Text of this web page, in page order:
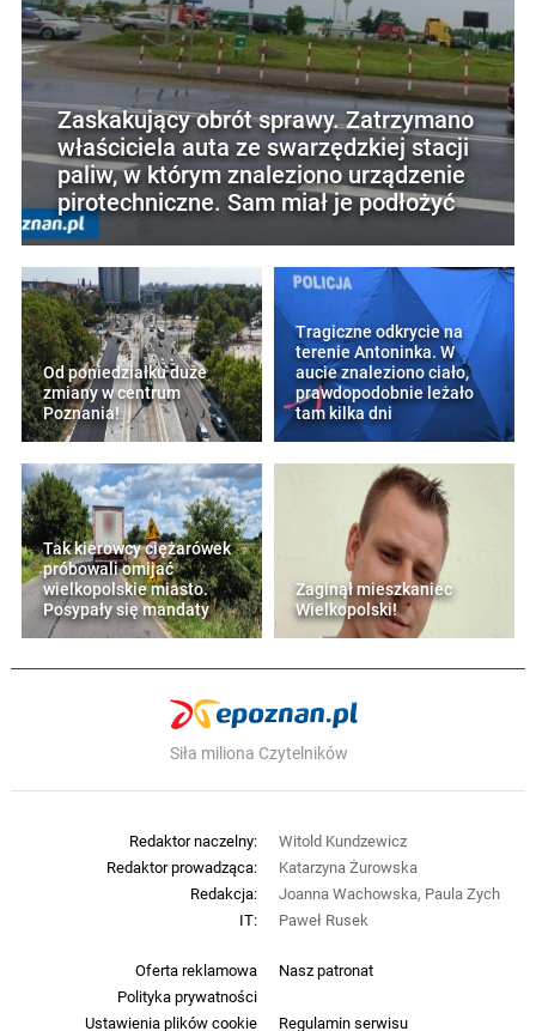
Zaskakujący obrót sprawy. Zatrzymano
właściciela auta ze swarzędzkiej stacji
paliw, w którym znaleziono urządzenie
pirotechniczne. Sam miał je podłożyć
Od poniedziałku duże
zmiany w centrum
Poznania!
Tragiczne odkrycie na
terenie Antoninka. W
aucie znaleziono ciało,
prawdopodobnie leżało
tam kilka dni
Tak kierowcy ciężarówek
próbowali omijać
wielkopolskie miasto.
Posypały się mandaty
Zaginął mieszkaniec
Wielkopolski!
Siła miliona Czytelników
Oferta reklamowa
Nasz patronat
Polityka prywatności
Ustawienia plików cookie
Regulamin serwisu
Redaktor naczelny:
Witold Kundzewicz
Redaktor prowadząca:
Katarzyna Żurowska
Redakcja:
Joanna Wachowska, Paula Zych
IT:
Paweł Rusek